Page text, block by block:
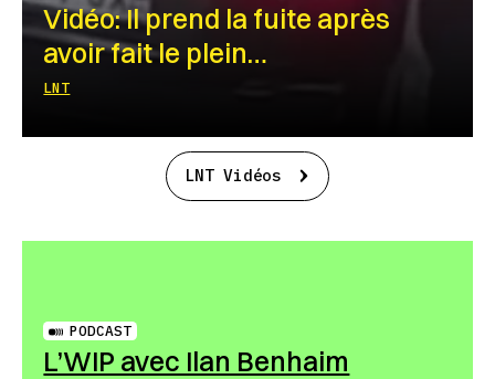
Vidéo: Il prend la fuite après
avoir fait le plein…
LNT
LNT Vidéos
PODCAST
L’WIP avec Ilan Benhaim